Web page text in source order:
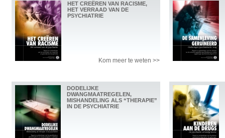
HET CREËREN VAN RACISME,
HET VERRAAD VAN DE
PSYCHIATRIE
Kom meer te weten >>
DODELIJKE
DWANGMAATREGELEN,
MISHANDELING ALS “THERAPIE”
IN DE PSYCHIATRIE